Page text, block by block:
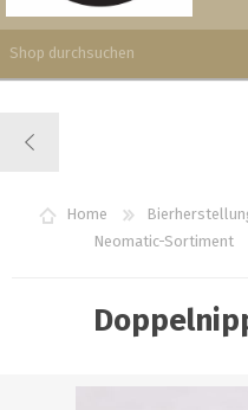
WUNSCHLISTE
0
Home
Neomatic-Sortiment